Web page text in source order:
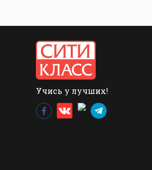
Учись у лучших!